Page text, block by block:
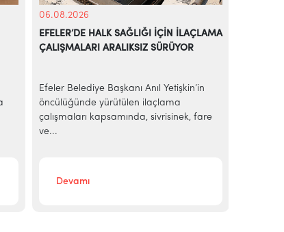
06.08.2026
EFELER’DE HALK SAĞLIĞI İÇİN İLAÇLAMA
ÇALIŞMALARI ARALIKSIZ SÜRÜYOR
Efeler Belediye Başkanı Anıl Yetişkin’in
öncülüğünde yürütülen ilaçlama
çalışmaları kapsamında, sivrisinek, fare
ve...
Devamı